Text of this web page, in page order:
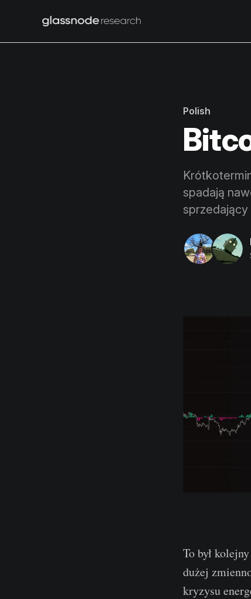
Polish
spadają
To był
dużej
kryzysu